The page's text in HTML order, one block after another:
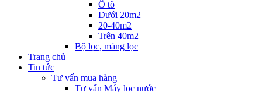
Ô tô
Dưới 20m2
20-40m2
Trên 40m2
Bộ lọc, màng lọc
Trang chủ
Tin tức
Tư vấn mua hàng
Tư vấn Máy lọc nước